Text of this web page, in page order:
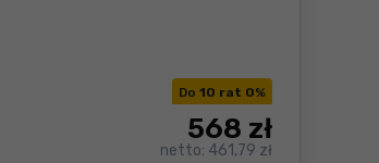
Do 10 rat 0%
568 zł
netto: 461,79 zł